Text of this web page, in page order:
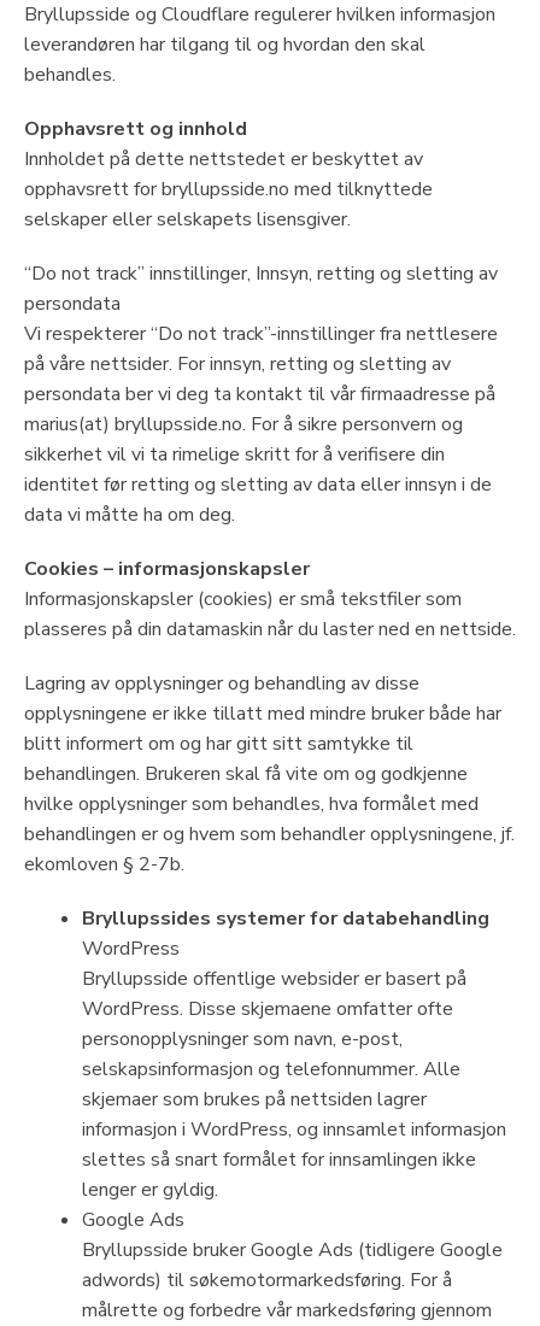
Bryllupsside og Cloudflare regulerer hvilken informasjon
leverandøren har tilgang til og hvordan den skal
behandles.
Opphavsrett og innhold
Innholdet på dette nettstedet er beskyttet av
opphavsrett for bryllupsside.no med tilknyttede
selskaper eller selskapets lisensgiver.
“Do not track” innstillinger, Innsyn, retting og sletting av
persondata
Vi respekterer “Do not track”-innstillinger fra nettlesere
på våre nettsider. For innsyn, retting og sletting av
persondata ber vi deg ta kontakt til vår firmaadresse på
marius(at) bryllupsside.no. For å sikre personvern og
sikkerhet vil vi ta rimelige skritt for å verifisere din
identitet før retting og sletting av data eller innsyn i de
data vi måtte ha om deg.
Cookies – informasjonskapsler
Informasjonskapsler (cookies) er små tekstfiler som
plasseres på din datamaskin når du laster ned en nettside.
Lagring av opplysninger og behandling av disse
opplysningene er ikke tillatt med mindre bruker både har
blitt informert om og har gitt sitt samtykke til
behandlingen. Brukeren skal få vite om og godkjenne
hvilke opplysninger som behandles, hva formålet med
behandlingen er og hvem som behandler opplysningene, jf.
ekomloven § 2-7b.
Bryllupssides systemer for databehandling
WordPress
Bryllupsside offentlige websider er basert på
WordPress. Disse skjemaene omfatter ofte
personopplysninger som navn, e-post,
selskapsinformasjon og telefonnummer. Alle
skjemaer som brukes på nettsiden lagrer
informasjon i WordPress, og innsamlet informasjon
slettes så snart formålet for innsamlingen ikke
lenger er gyldig.
Google Ads
Bryllupsside bruker Google Ads (tidligere Google
adwords) til søkemotormarkedsføring. For å
målrette og forbedre vår markedsføring gjennom